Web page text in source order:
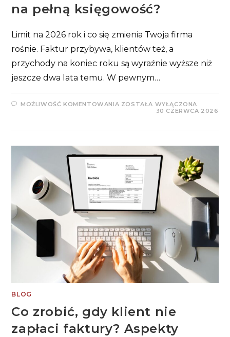
na pełną księgowość?
Limit na 2026 rok i co się zmienia Twoja firma
rośnie. Faktur przybywa, klientów też, a
przychody na koniec roku są wyraźnie wyższe niż
jeszcze dwa lata temu. W pewnym…
MOŻLIWOŚĆ KOMENTOWANIA KIEDY
KSIĘGOWOŚĆ?
ZOSTAŁA WYŁĄCZONA
30 CZERWCA 2026
BLOG
Co zrobić, gdy klient nie
zapłaci faktury? Aspekty